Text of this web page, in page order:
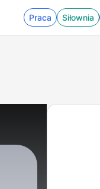
Praca Siłownia